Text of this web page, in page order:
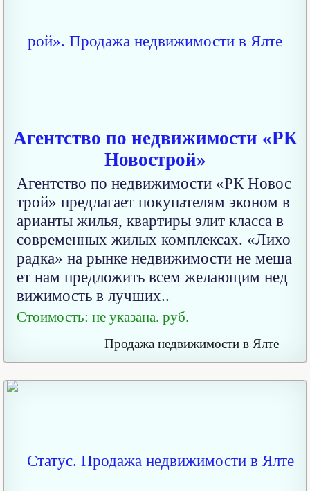
Агентство по недвижимости «РК
Новострой»
Агентство по недвижимости «РК Новос
трой» предлагает покупателям эконом в
арианты жилья, квартиры элит класса в
современных жилых комплексах. «Лихо
радка» на рынке недвижимости не меша
ет нам предложить всем желающим нед
вижимость в лучших..
Стоимость: не указана. руб.
Продажа недвижимости в Ялте